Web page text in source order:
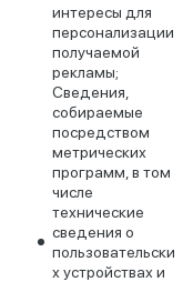
интересы для
персонализации
получаемой
рекламы;
Сведения,
собираемые
посредством
метрических
программ, в том
числе
технические
сведения о
пользовательски
х устройствах и